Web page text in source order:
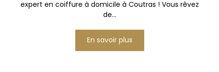
expert en coiffure à domicile à Coutras ! Vous rêvez
de...
En savoir plus